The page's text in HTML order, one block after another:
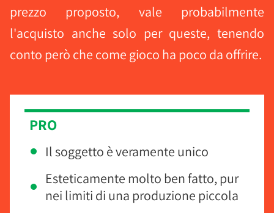
prezzo proposto, vale probabilmente
l'acquisto anche solo per queste, tenendo
conto però che come gioco ha poco da offrire.
PRO
Il soggetto è veramente unico
Esteticamente molto ben fatto, pur
nei limiti di una produzione piccola